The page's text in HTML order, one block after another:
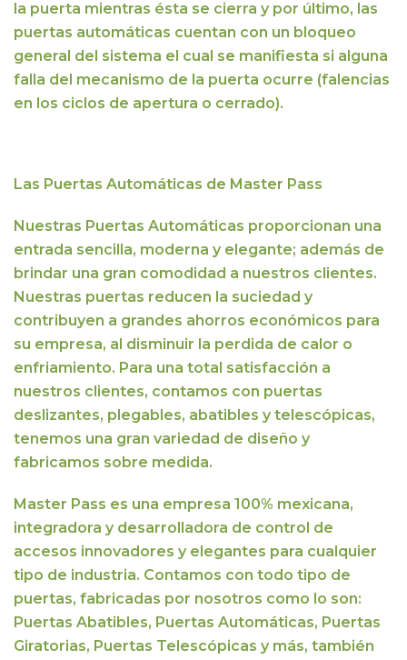
la puerta mientras ésta se cierra y por último, las
puertas automáticas cuentan con un bloqueo
general del sistema el cual se manifiesta si alguna
falla del mecanismo de la puerta ocurre (falencias
en los ciclos de apertura o cerrado).
Las Puertas Automáticas de Master Pass
Nuestras Puertas Automáticas proporcionan una
entrada sencilla, moderna y elegante; además de
brindar una gran comodidad a nuestros clientes.
Nuestras puertas reducen la suciedad y
contribuyen a grandes ahorros económicos para
su empresa, al disminuir la perdida de calor o
enfriamiento. Para una total satisfacción a
nuestros clientes, contamos con puertas
deslizantes, plegables, abatibles y telescópicas,
tenemos una gran variedad de diseño y
fabricamos sobre medida.
Master Pass es una empresa 100% mexicana,
integradora y desarrolladora de control de
accesos innovadores y elegantes para cualquier
tipo de industria. Contamos con todo tipo de
puertas, fabricadas por nosotros como lo son:
Puertas Abatibles, Puertas Automáticas, Puertas
Giratorias, Puertas Telescópicas y más, también